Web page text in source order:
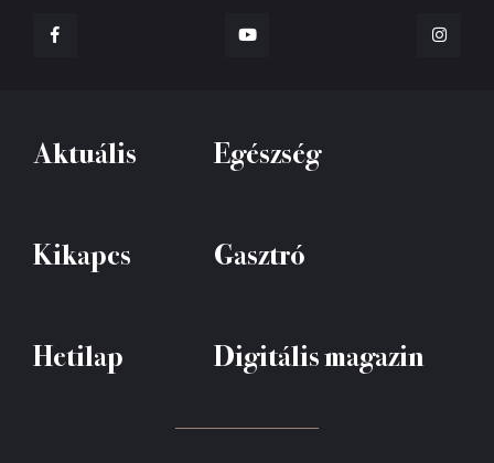
Aktuális Egészség
Kikapcs Gasztró
Hetilap Digitális magazin